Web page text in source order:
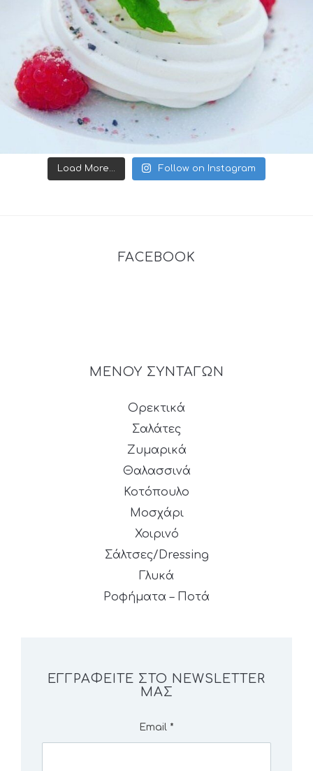
Load More... Follow on Instagram
FACEBOOK
ΜΕΝΟΥ ΣΥΝΤΑΓΩΝ
Ορεκτικά
Σαλάτες
Ζυμαρικά
Θαλασσινά
Κοτόπουλο
Μοσχάρι
Χοιρινό
Σάλτσες/Dressing
Γλυκά
Ροφήματα – Ποτά
ΕΓΓΡΑΦΕΊΤΕ ΣΤΟ NEWSLETTER
ΜΑΣ
Email *